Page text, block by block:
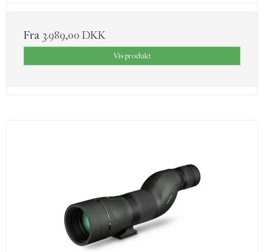
Fra 3.989,00 DKK
Vis produkt